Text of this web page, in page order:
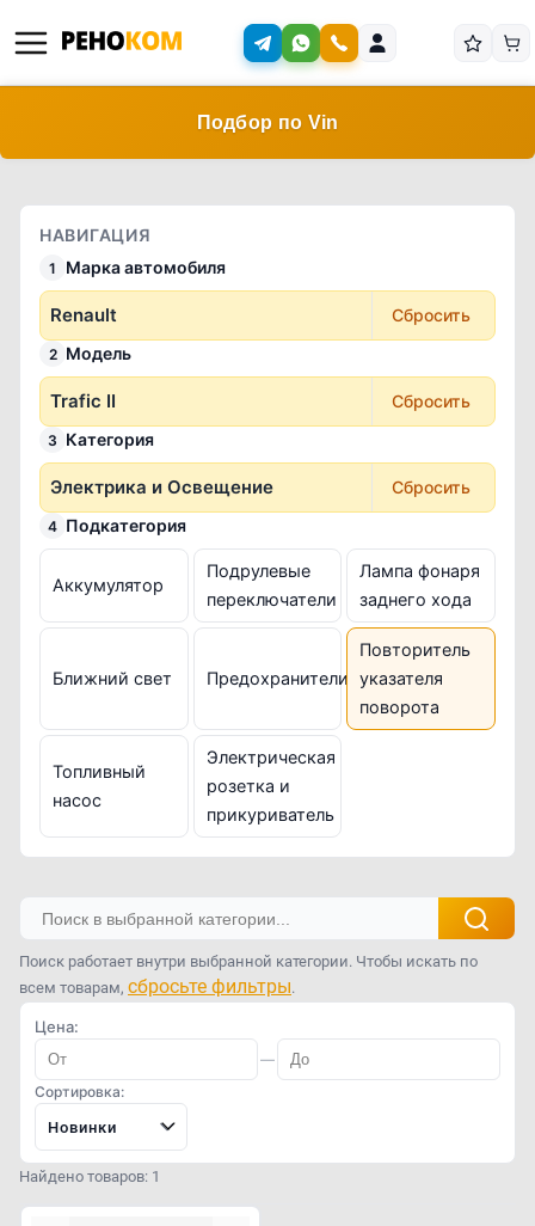
Подбор по Vin
НАВИГАЦИЯ
1 Марка автомобиля
Renault Сбросить
2 Модель
Trafic II Сбросить
3 Категория
Электрика и Освещение Сбросить
4 Подкатегория
Аккумулятор
Подрулевые
переключатели
Лампа фонаря
заднего хода
Ближний свет Предохранители
Повторитель
указателя
поворота
Топливный
насос
Электрическая
розетка и
прикуриватель
Поиск работает внутри выбранной категории. Чтобы искать по
всем товарам, сбросьте фильтры.
Цена:
—
Сортировка:
Новинки
Найдено товаров: 1